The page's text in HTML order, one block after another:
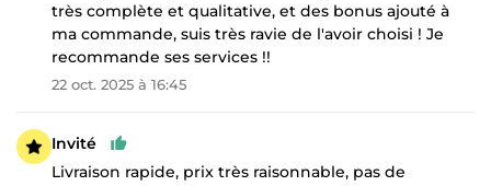
très complète et qualitative, et des bonus ajouté à
ma commande, suis très ravie de l'avoir choisi ! Je
recommande ses services !!
22 oct. 2025 à 16:45
Invité
Livraison rapide, prix très raisonnable, pas de